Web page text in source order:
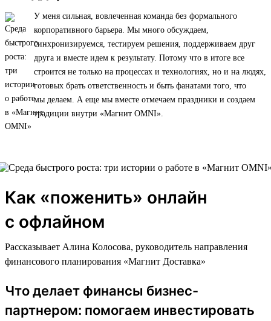
У меня сильная, вовлеченная команда без формального
корпоративного барьера. Мы много обсуждаем,
синхронизируемся, тестируем решения, поддерживаем друг
друга и вместе идем к результату. Потому что в итоге все
строится не только на процессах и технологиях, но и на людях,
готовых брать ответственность и быть фанатами того, что
мы делаем. А еще мы вместе отмечаем праздники и создаем
традиции внутри «Магнит OMNI».
Как «поженить» онлайн
с офлайном
Рассказывает Алина Колосова, руководитель направления
финансового планирования «Магнит Доставка»
Что делает финансы бизнес-
партнером: помогаем инвестировать